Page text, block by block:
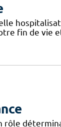
fin de vie
rôle